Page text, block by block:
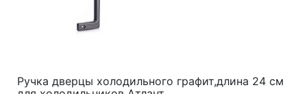
Ручка дверцы холодильного графит,длина 24 см